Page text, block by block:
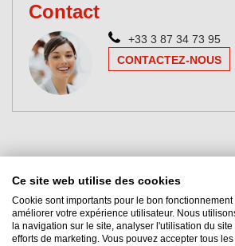
Contact
+33 3 87 34 73 95
CONTACTEZ-NOUS
Ce site web utilise des cookies
Cookie sont importants pour le bon
améliorer votre expérience utilisateur. Nous
la navigation sur le site, analyser l'utilisation du
efforts de marketing. Vous pouvez accepter tous